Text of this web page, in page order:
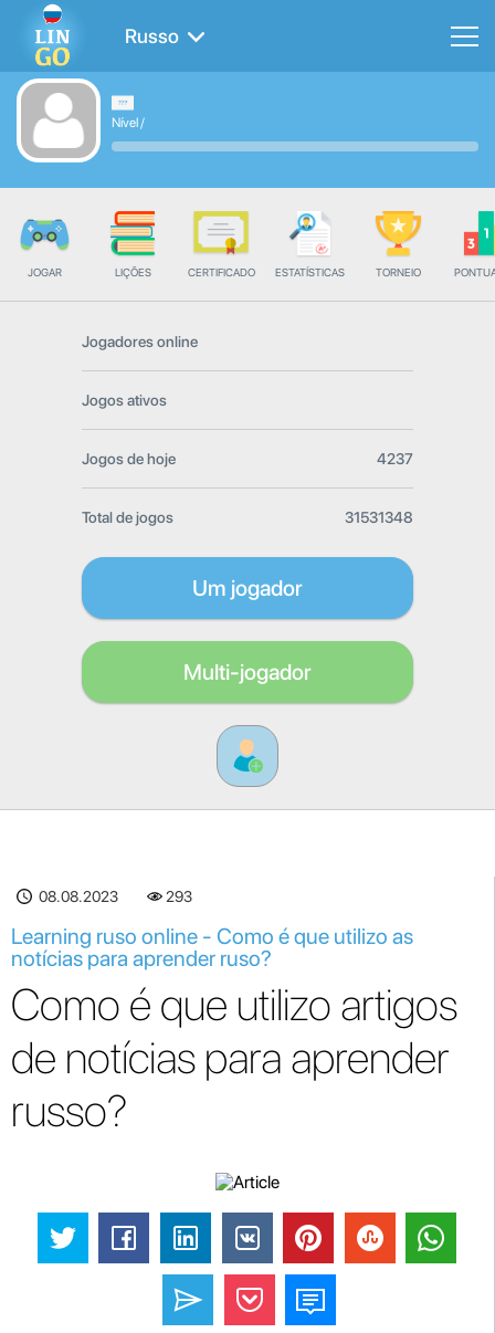
Russo
Nível/
JOGAR LIÇÕES CERTIFICADO ESTATÍSTICAS TORNEIO
Jogadores online
Jogos ativos
Jogos de hoje 4237
Total de jogos 31531348
Um jogador
Multi-jogador
08.08.2023 293
Learning ruso online - Como é que utilizo as
notícias para aprender ruso?
Como é que utilizo artigos
de notícias para aprender
russo?